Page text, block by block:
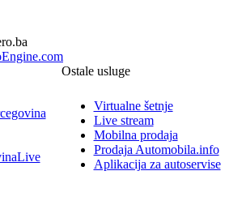
Ostale usluge
Virtualne šetnje
Live stream
Mobilna prodaja
Prodaja Automobila.info
Aplikacija za autoservise